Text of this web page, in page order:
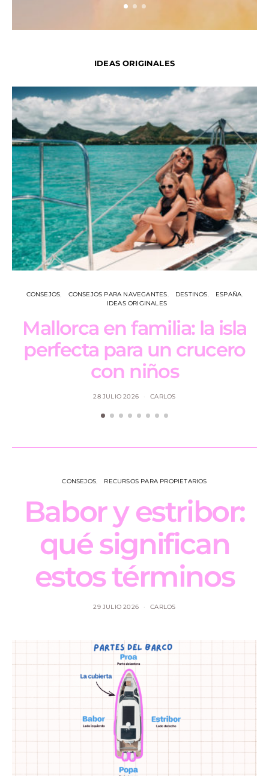
IDEAS ORIGINALES
CONSEJOS CONSEJOS PARA NAVEGANTES DESTINOS
ESPAÑA
IDEAS ORIGINALES
Mallorca en familia: la isla
perfecta para un crucero
con niños
28 JULIO 2026 CARLOS
CONSEJOS RECURSOS PARA PROPIETARIOS
Babor y estribor:
qué significan
estos términos
29 JULIO 2026 CARLOS